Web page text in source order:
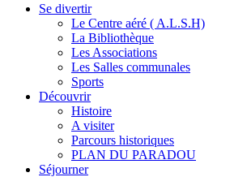
Se divertir
Le Centre aéré ( A.L.S.H)
La Bibliothèque
Les Associations
Les Salles communales
Sports
Découvrir
Histoire
A visiter
Parcours historiques
PLAN DU PARADOU
Séjourner